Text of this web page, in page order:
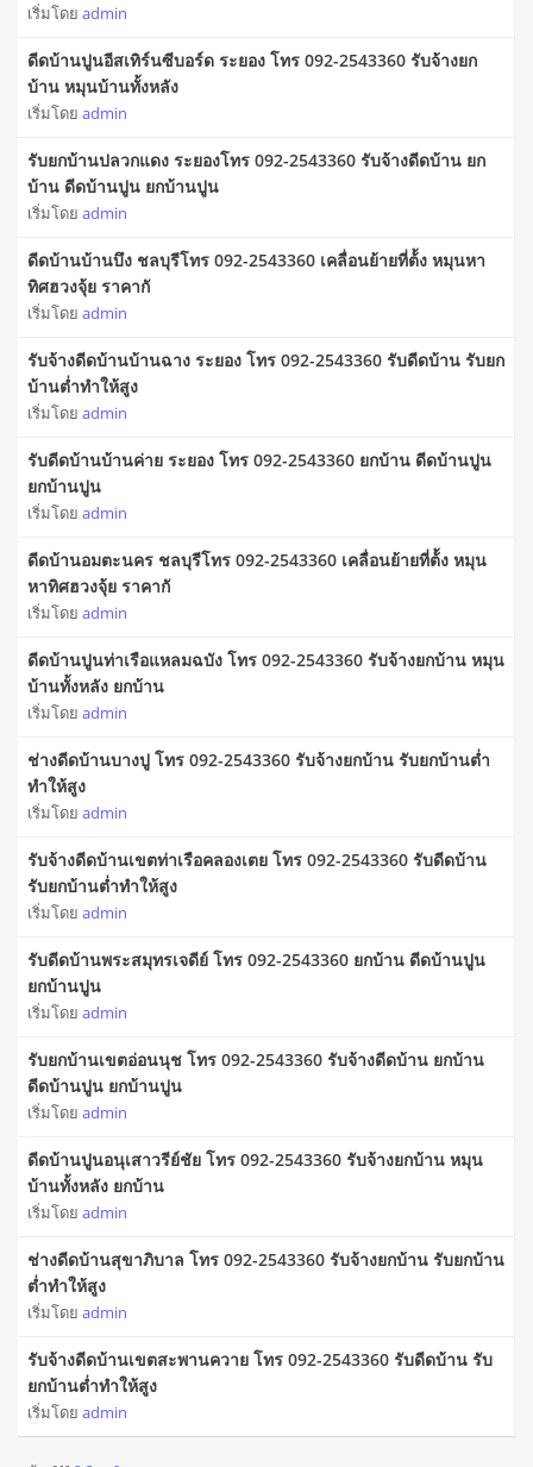
เริ่มโดย admin
ดีดบ้านปูนอีสเทิร์นซีบอร์ด ระยอง โทร 092-2543360 รับจ้างยก
บ้าน หมุนบ้านทั้งหลัง
เริ่มโดย admin
รับยกบ้านปลวกแดง ระยองโทร 092-2543360 รับจ้างดีดบ้าน ยก
บ้าน ดีดบ้านปูน ยกบ้านปูน
เริ่มโดย admin
ดีดบ้านบ้านบึง ชลบุรีโทร 092-2543360 เคลื่อนย้ายที่ต้้ง หมุนหา
ทิศฮวงจุ้ย ราคากั
เริ่มโดย admin
รับจ้างดีดบ้านบ้านฉาง ระยอง โทร 092-2543360 รับดีดบ้าน รับยก
บ้านต่ำทำให้สูง
เริ่มโดย admin
รับดีดบ้านบ้านค่าย ระยอง โทร 092-2543360 ยกบ้าน ดีดบ้านปูน
ยกบ้านปูน
เริ่มโดย admin
ดีดบ้านอมตะนคร ชลบุรีโทร 092-2543360 เคลื่อนย้ายที่ต้้ง หมุน
หาทิศฮวงจุ้ย ราคากั
เริ่มโดย admin
ดีดบ้านปูนท่าเรือแหลมฉบัง โทร 092-2543360 รับจ้างยกบ้าน หมุน
บ้านทั้งหลัง ยกบ้าน
เริ่มโดย admin
ช่างดีดบ้านบางปู โทร 092-2543360 รับจ้างยกบ้าน รับยกบ้านต่ำ
ทำให้สูง
เริ่มโดย admin
รับจ้างดีดบ้านเขตท่าเรือคลองเตย โทร 092-2543360 รับดีดบ้าน
รับยกบ้านต่ำทำให้สูง
เริ่มโดย admin
รับดีดบ้านพระสมุทรเจดีย์ โทร 092-2543360 ยกบ้าน ดีดบ้านปูน
ยกบ้านปูน
เริ่มโดย admin
รับยกบ้านเขตอ่อนนุช โทร 092-2543360 รับจ้างดีดบ้าน ยกบ้าน
ดีดบ้านปูน ยกบ้านปูน
เริ่มโดย admin
ดีดบ้านปูนอนุเสาวรีย์ชัย โทร 092-2543360 รับจ้างยกบ้าน หมุน
บ้านทั้งหลัง ยกบ้าน
เริ่มโดย admin
ช่างดีดบ้านสุขาภิบาล โทร 092-2543360 รับจ้างยกบ้าน รับยกบ้าน
ต่ำทำให้สูง
เริ่มโดย admin
รับจ้างดีดบ้านเขตสะพานควาย โทร 092-2543360 รับดีดบ้าน รับ
ยกบ้านต่ำทำให้สูง
เริ่มโดย admin